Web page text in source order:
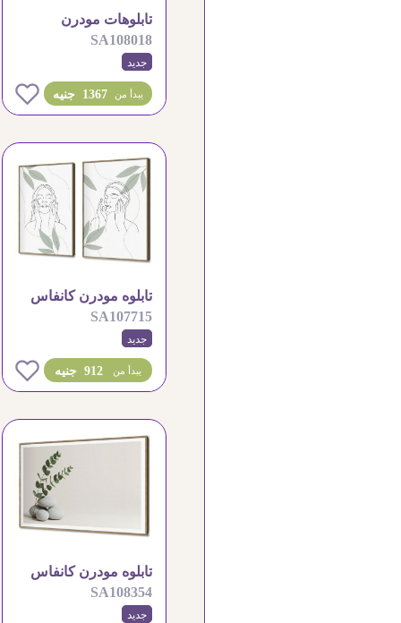
تابلوهات مودرن
بتصميم العين واليد
البوهيمي
SA108018
جديد
1367 جنيه يبدأ من 0
تابلوه مودرن كانفاس
برسومات وجه فنية
SA107715
جديد
912 جنيه يبدأ من
تابلوه مودرن كانفاس
بتصميم هادئ
SA108354
جديد